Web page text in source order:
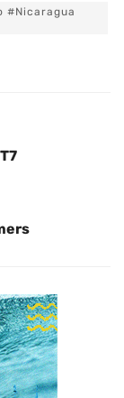
#Nicaragua